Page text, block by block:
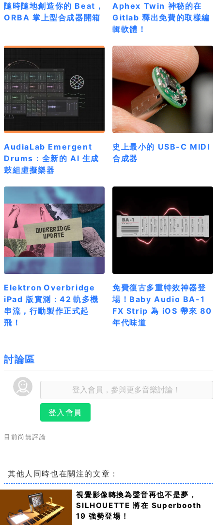
隨時隨地創造你的 Beat，
ORBA 掌上型合成器開箱
Aphex Twin 神秘的在
Gitlab 釋出免費的取樣編
輯軟體！
AudiaLab Emergent
Drums：全新的 AI 生成
鼓組虛擬樂器
史上最小的 USB-C MIDI
合成器
Elektron Overbridge
iPad 版實測：42 軌多機
串流，行動製作正式起
飛！
免費復古多重特效神器登
場！Baby Audio BA-1
FX Strip 為 iOS 帶來 80
年代味道
討論區
登入會員
目前尚無評論
其他人同時也在關注的文章：
視覺影像轉換為聲音再也不是夢，
SILHOUETTE 將在 Superbooth
19 強勢登場！